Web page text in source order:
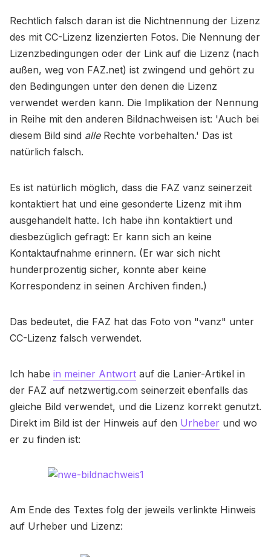
Rechtlich falsch daran ist die Nichtnennung der Lizenz
des mit CC-Lizenz lizenzierten Fotos. Die Nennung der
Lizenzbedingungen oder der Link auf die Lizenz (nach
außen, weg von FAZ.net) ist zwingend und gehört zu
den Bedingungen unter den denen die Lizenz
verwendet werden kann. Die Implikation der Nennung
in Reihe mit den anderen Bildnachweisen ist: 'Auch bei
diesem Bild sind alleRechte vorbehalten.' Das ist
natürlich falsch.
Es ist natürlich möglich, dass die FAZ vanz seinerzeit
kontaktiert hat und eine gesonderte Lizenz mit ihm
ausgehandelt hatte. Ich habe ihn kontaktiert und
diesbezüglich gefragt: Er kann sich an keine
Kontaktaufnahme erinnern. (Er war sich nicht
hunderprozentig sicher, konnte aber keine
Korrespondenz in seinen Archiven finden.)
Das bedeutet, die FAZ hat das Foto von "vanz" unter
CC-Lizenz falsch verwendet.
Ich habe in meiner Antwort auf die Lanier-Artikel in
der FAZ auf netzwertig.com seinerzeit ebenfalls das
gleiche Bild verwendet, und die Lizenz korrekt genutzt.
Direkt im Bild ist der Hinweis auf den Urheber und wo
er zu finden ist:
Am Ende des Textes folg der jeweils verlinkte Hinweis
auf Urheber und Lizenz: